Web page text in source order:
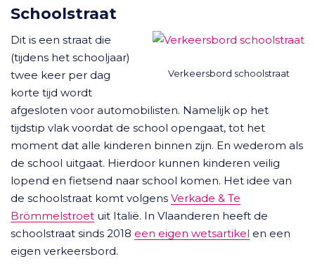
Schoolstraat
Verkeersbord schoolstraat
Dit is een straat die
(tijdens het schooljaar)
twee keer per dag
korte tijd wordt
afgesloten voor automobilisten. Namelijk op het
tijdstip vlak voordat de school opengaat, tot het
moment dat alle kinderen binnen zijn. En wederom als
de school uitgaat. Hierdoor kunnen kinderen veilig
lopend en fietsend naar school komen. Het idee van
de schoolstraat komt volgens Verkade & Te
Brömmelstroet uit Italië. In Vlaanderen heeft de
schoolstraat sinds 2018 een eigen wetsartikel en een
eigen verkeersbord.